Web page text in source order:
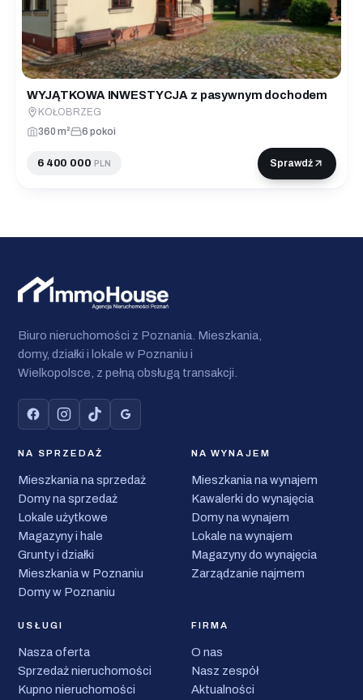
WYJĄTKOWA INWESTYCJA z pasywnym dochodem
KOŁOBRZEG
360 m²
6 pokoi
6 400 000 PLN Sprawdź
Biuro nieruchomości z Poznania. Mieszkania,
domy, działki i lokale w Poznaniu i
Wielkopolsce, z pełną obsługą transakcji.
NA SPRZEDAŻ
Mieszkania na sprzedaż
Domy na sprzedaż
Lokale użytkowe
Magazyny i hale
Grunty i działki
Mieszkania w Poznaniu
Domy w Poznaniu
NA WYNAJEM
Mieszkania na wynajem
Kawalerki do wynajęcia
Domy na wynajem
Lokale na wynajem
Magazyny do wynajęcia
Zarządzanie najmem
USŁUGI
Nasza oferta
Sprzedaż nieruchomości
Kupno nieruchomości
FIRMA
O nas
Nasz zespół
Aktualności